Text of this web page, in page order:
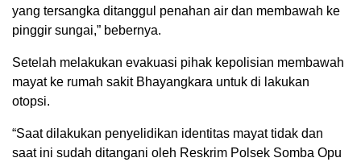
yang tersangka ditanggul penahan air dan membawah ke
pinggir sungai,” bebernya.
Setelah melakukan evakuasi pihak kepolisian membawah
mayat ke rumah sakit Bhayangkara untuk di lakukan
otopsi.
“Saat dilakukan penyelidikan identitas mayat tidak dan
saat ini sudah ditangani oleh Reskrim Polsek Somba Opu